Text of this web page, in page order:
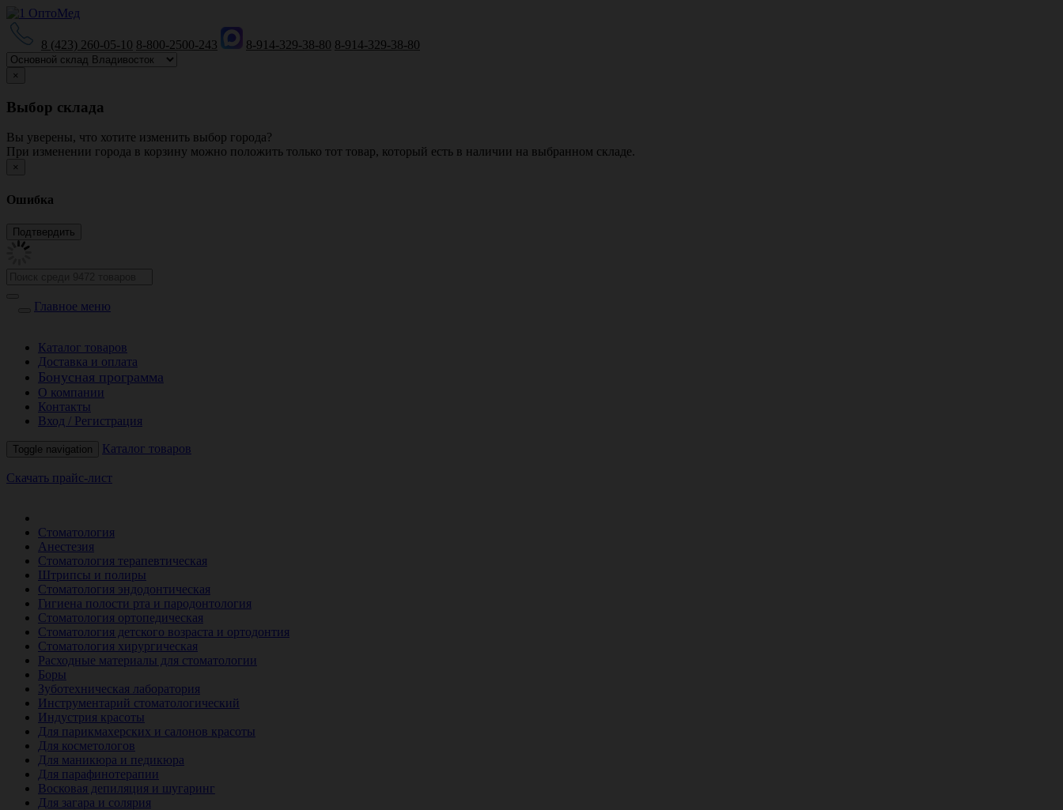
8 (423) 260-05-10 8-800-2500-243 8-914-329-38-80 8-914-329-38-80
×
Выбор склада
Вы уверены, что хотите изменить выбор города?
При изменении города в корзину можно положить только тот товар, который есть в наличии на выбранном складе.
×
Ошибка
Главное меню
Каталог товаров
Доставка и оплата
Бонусная программа
О компании
Контакты
Вход / Регистрация
Toggle navigation Каталог товаров
Скачать прайс-лист
Стоматология
Анестезия
Стоматология терапевтическая
Штрипсы и полиры
Стоматология эндодонтическая
Гигиена полости рта и пародонтология
Стоматология ортопедическая
Стоматология детского возраста и ортодонтия
Стоматология хирургическая
Расходные материалы для стоматологии
Боры
Зуботехническая лаборатория
Инструментарий стоматологический
Индустрия красоты
Для парикмахерских и салонов красоты
Для косметологов
Для маникюра и педикюра
Для парафинотерапии
Восковая депиляция и шугаринг
Для загара и солярия